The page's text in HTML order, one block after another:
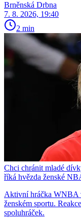
Brněnská Drbna
7. 8. 2026, 19:40
2 min
Chci chránit mladé
říká hvězda ženské
Aktivní hráčka WNBA
ženském sportu.
spoluhráček.